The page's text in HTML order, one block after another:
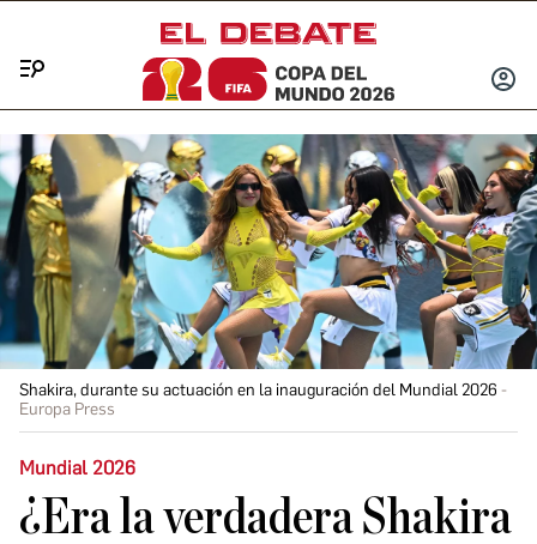
INICIAR
Shakira, durante su actuación en la inauguración del Mundial 2026
Europa Press
Mundial 2026
¿Era la verdadera Shakira